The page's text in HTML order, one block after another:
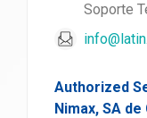
Soporte
Authorized
Nimax, SA de